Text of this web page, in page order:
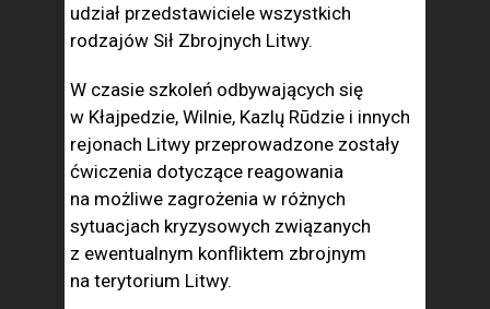
udział przedstawiciele wszystkich
rodzajów Sił Zbrojnych Litwy.
W czasie szkoleń odbywających się
w Kłajpedzie, Wilnie, Kazlų Rūdzie i innych
rejonach Litwy przeprowadzone zostały
ćwiczenia dotyczące reagowania
na możliwe zagrożenia w różnych
sytuacjach kryzysowych związanych
z ewentualnym konfliktem zbrojnym
na terytorium Litwy.